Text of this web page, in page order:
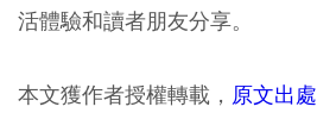
活體驗和讀者朋友分享。
本文獲作者授權轉載， 原文出處